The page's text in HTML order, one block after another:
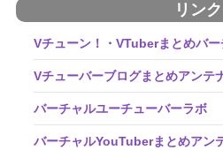
リンク
Vチューン！・VTuberまとめバ
Vチューバーブログまとめアンテ
バーチャルユーチューバーラボ
バーチャルYouTuberまとめアン